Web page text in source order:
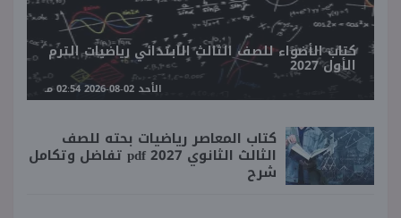
كتاب الأضواء للصف الثالث الابتدائي رياضيات الترم
الأول 2027
الأحد 02-08-2026 02:54 مـ
كتاب المعاصر رياضيات بحته للصف
الثالث الثانوي 2027 pdf تفاضل وتكامل
شرح